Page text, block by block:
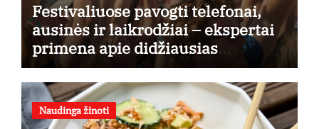
Festivaliuose pavogti telefonai,
ausinės ir laikrodžiai – ekspertai
primena apie didžiausias
finansines rizikas
Naudinga žinoti